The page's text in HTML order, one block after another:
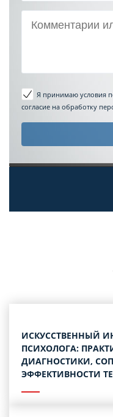
Я принимаю условия
согласие на обработку
ИСКУССТВЕННЫЙ
ПСИХОЛОГА:
ДИАГНОСТИКИ,
ЭФФЕКТИВНОСТИ